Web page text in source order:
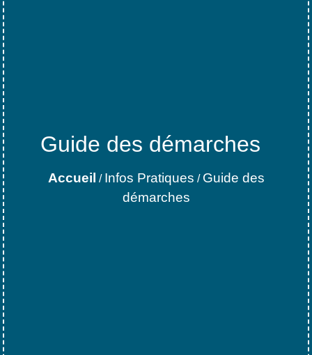
Guide des démarches
Accueil / Infos Pratiques / Guide des
démarches